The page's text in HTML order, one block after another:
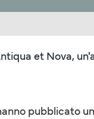
et Nova,
pubblicato